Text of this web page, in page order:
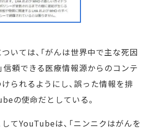
いては、「がんは世界中で主な死因
信頼できる医療情報源からのコンテ
られるようにし、誤った情報を排
の使命だとしている。
てYouTubeは、「ニンニクはがんを